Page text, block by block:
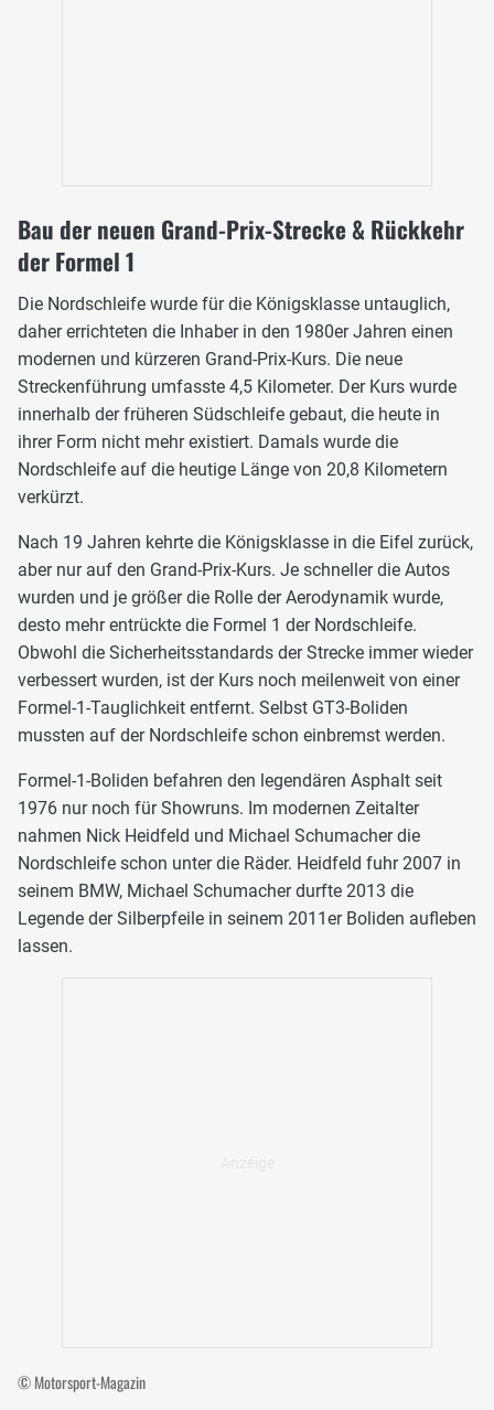
Bau der neuen Grand-Prix-Strecke & Rückkehr
der Formel 1
Die Nordschleife wurde für die Königsklasse untauglich,
daher errichteten die Inhaber in den 1980er Jahren einen
modernen und kürzeren Grand-Prix-Kurs. Die neue
Streckenführung umfasste 4,5 Kilometer. Der Kurs wurde
innerhalb der früheren Südschleife gebaut, die heute in
ihrer Form nicht mehr existiert. Damals wurde die
Nordschleife auf die heutige Länge von 20,8 Kilometern
verkürzt.
Nach 19 Jahren kehrte die Königsklasse in die Eifel zurück,
aber nur auf den Grand-Prix-Kurs. Je schneller die Autos
wurden und je größer die Rolle der Aerodynamik wurde,
desto mehr entrückte die Formel 1 der Nordschleife.
Obwohl die Sicherheitsstandards der Strecke immer wieder
verbessert wurden, ist der Kurs noch meilenweit von einer
Formel-1-Tauglichkeit entfernt. Selbst GT3-Boliden
mussten auf der Nordschleife schon einbremst werden.
Formel-1-Boliden befahren den legendären Asphalt seit
1976 nur noch für Showruns. Im modernen Zeitalter
nahmen Nick Heidfeld und Michael Schumacher die
Nordschleife schon unter die Räder. Heidfeld fuhr 2007 in
seinem BMW, Michael Schumacher durfte 2013 die
Legende der Silberpfeile in seinem 2011er Boliden aufleben
lassen.
© Motorsport-Magazin